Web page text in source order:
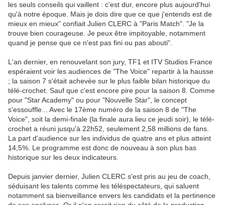
les seuls conseils qui vaillent : c'est dur, encore plus aujourd'hui
qu'à notre époque. Mais je dois dire que ce que j'entends est de
mieux en mieux" confiait Julien CLERC à "Paris Match". "Je la
trouve bien courageuse. Je peux être impitoyable, notamment
quand je pense que ce n'est pas fini ou pas abouti".
L'an dernier, en renouvelant son jury, TF1 et ITV Studios France
espéraient voir les audiences de "The Voice" repartir à la hausse
; la saison 7 s'était achevée sur le plus faible bilan historique du
télé-crochet. Sauf que c'est encore pire pour la saison 8. Comme
pour "Star Academy" ou pour "Nouvelle Star", le concept
s'essouffle... Avec le 17ème numéro de la saison 8 de "The
Voice", soit la demi-finale (la finale aura lieu ce jeudi soir), le télé-
crochet a réuni jusqu'à 22h52, seulement 2,58 millions de fans.
La part d'audience sur les individus de quatre ans et plus atteint
14,5%. Le programme est donc de nouveau à son plus bas
historique sur les deux indicateurs.
Depuis janvier dernier, Julien CLERC s'est pris au jeu de coach,
séduisant les talents comme les téléspectateurs, qui saluent
notamment sa bienveillance envers les candidats et la pertinence